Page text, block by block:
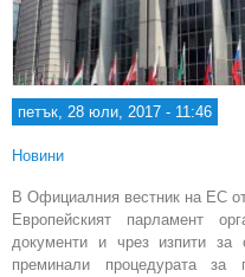
петък, 28 юли, 2017 - 11:46
Новини
В Официалния вестник на ЕС
Европейският парламент
документи и чрез изпити за
преминали процедурата